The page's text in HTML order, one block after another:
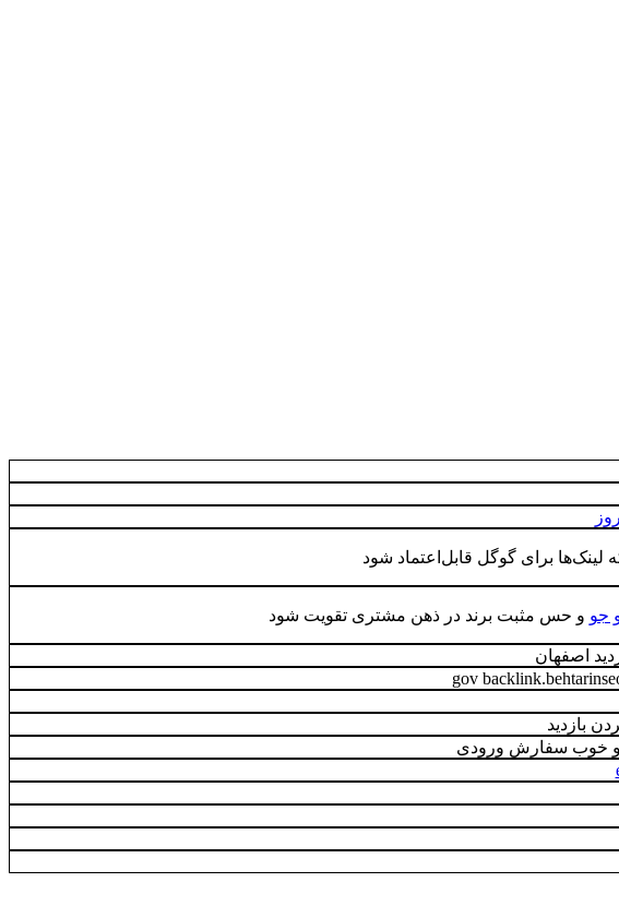
لینک‌ها برای گوگل قابل‌اعتماد شود
جو و حس مثبت برند در ذهن مشتری تقویت شود
اصفهان
بازدید
و خوب سفارش ورودی